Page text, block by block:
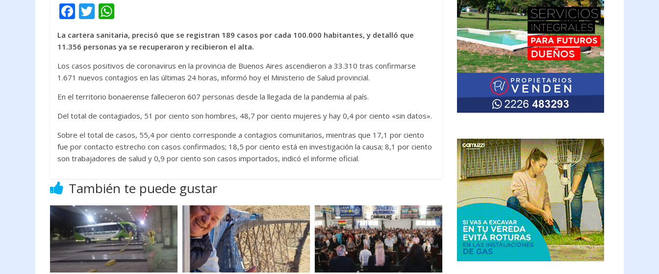
F
e
b
o
o
k
T
itt
er
h
at
s
A
p
La cartera sanitaria, precisó que se registran 189 casos por cada 100.000 habitantes, y detalló que
11.356 personas ya se recuperaron y recibieron el alta.
Los casos positivos de coronavirus en la provincia de Buenos Aires ascendieron a 33.310 tras confirmarse
1.671 nuevos contagios en las últimas 24 horas, informó hoy el Ministerio de Salud provincial.
En el territorio bonaerense fallecieron 607 personas desde la llegada de la pandemia al país.
Del total de contagiados, 51 por ciento son hombres, 48,7 por ciento mujeres y hay 0,4 por ciento «sin datos».
Sobre el total de casos, 55,4 por ciento corresponde a contagios comunitarios, mientras que 17,1 por ciento
fue por contacto estrecho con casos confirmados; 18,5 por ciento está en investigación la causa; 8,1 por ciento
son trabajadores de salud y 0,9 por ciento son casos importados, indicó el informe oficial.
También te puede gustar